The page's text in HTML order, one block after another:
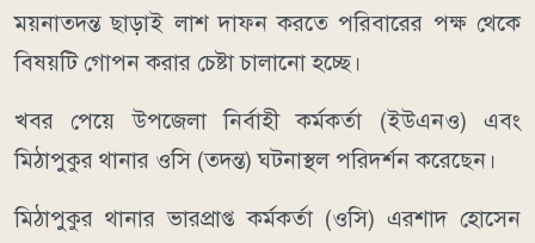
ময়নাতদন্ত ছাড়াই লাশ দাফন করতে পরিবারের পক্ষ থেকে
বিষয়টি গোপন করার চেষ্টা চালানো হচ্ছে।
খবর পেয়ে উপজেলা নির্বাহী কর্মকর্তা (ইউএনও) এবং
মিঠাপুকুর থানার ওসি (তদন্ত) ঘটনাস্থল পরিদর্শন করেছেন।
মিঠাপুকুর থানার ভারপ্রাপ্ত কর্মকর্তা (ওসি) এরশাদ হোসেন